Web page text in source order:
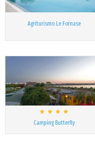
Agriturismo Le Fornase
Camping Butterfly